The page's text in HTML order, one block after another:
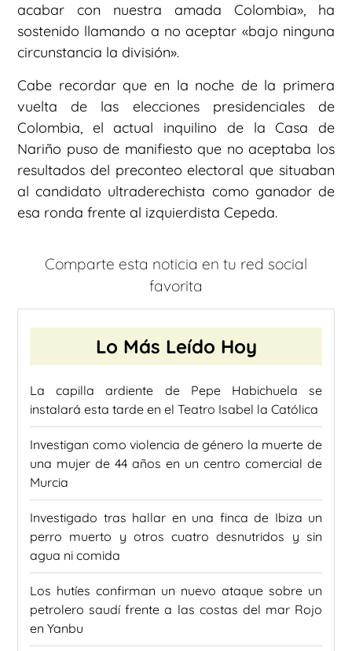
acabar con nuestra amada Colombia», ha
sostenido llamando a no aceptar «bajo ninguna
circunstancia la división».
Cabe recordar que en la noche de la primera
vuelta de las elecciones presidenciales de
Colombia, el actual inquilino de la Casa de
Nariño puso de manifiesto que no aceptaba los
resultados del preconteo electoral que situaban
al candidato ultraderechista como ganador de
esa ronda frente al izquierdista Cepeda.
Comparte esta noticia en tu red social
favorita
Lo Más Leído Hoy
La capilla ardiente de Pepe Habichuela se
instalará esta tarde en el Teatro Isabel la Católica
Investigan como violencia de género la muerte de
una mujer de 44 años en un centro comercial de
Murcia
Investigado tras hallar en una finca de Ibiza un
perro muerto y otros cuatro desnutridos y sin
agua ni comida
Los hutíes confirman un nuevo ataque sobre un
petrolero saudí frente a las costas del mar Rojo
en Yanbu